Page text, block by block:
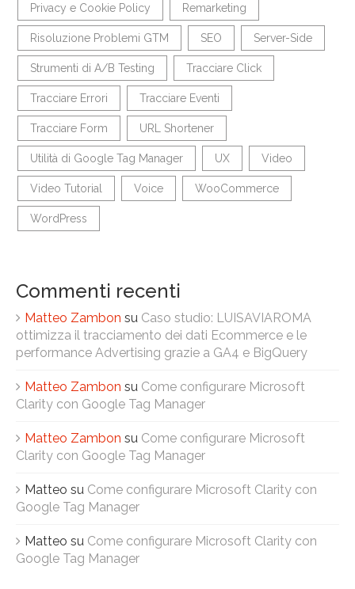
Privacy e Cookie Policy Remarketing
Risoluzione Problemi GTM SEO Server-Side
Strumenti di A/B Testing Tracciare Click
Tracciare Errori Tracciare Eventi
Tracciare Form URL Shortener
Utilità di Google Tag Manager UX Video
Video Tutorial Voice WooCommerce
WordPress
Commenti recenti
Matteo Zambon su Caso studio: LUISAVIAROMA
ottimizza il tracciamento dei dati Ecommerce e le
performance Advertising grazie a GA4 e BigQuery
Matteo Zambon su Come configurare Microsoft
Clarity con Google Tag Manager
Matteo Zambon su Come configurare Microsoft
Clarity con Google Tag Manager
Matteo su Come configurare Microsoft Clarity con
Google Tag Manager
Matteo su Come configurare Microsoft Clarity con
Google Tag Manager